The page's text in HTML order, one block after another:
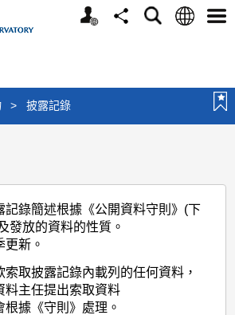
個
分
搜
語
選
> 披露記錄
記錄簡述根據《公開資料守則》(下
發放的資料的性質。
新。
取披露記錄內載列的任何資料，
料主任提出索取資料
據《守則》處理。